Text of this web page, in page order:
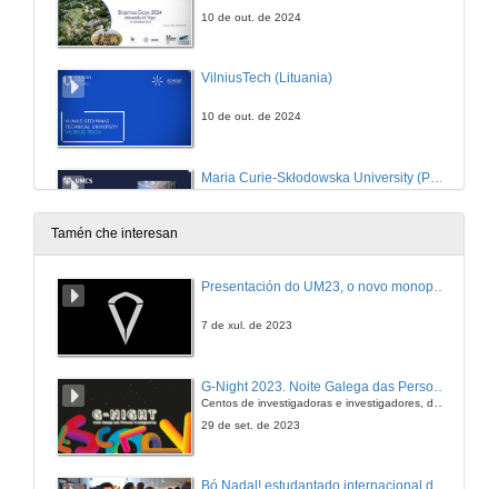
10 de out. de 2024
VilniusTech (Lituania)
10 de out. de 2024
10 de out. de 2024
Tamén che interesan
Presentación do UM23, o novo monopraza de UVigo Motorsport
7 de xul. de 2023
Centos de investigadoras e investigadores, decenas de actividades e sete cidades
29 de set. de 2023